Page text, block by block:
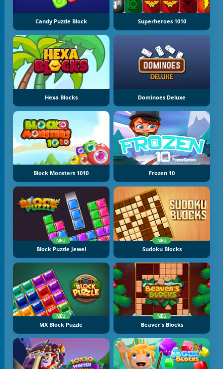
Candy Puzzle Block Superheroes 1010
Hexa Blocks Dominoes Deluxe
Block Monsters 1010 Frozen 10
NEU
Block Puzzle Jewel
NEU
Sudoku Blocks
NEU
MX Block Puzzle
NEU
Beaver's Blocks